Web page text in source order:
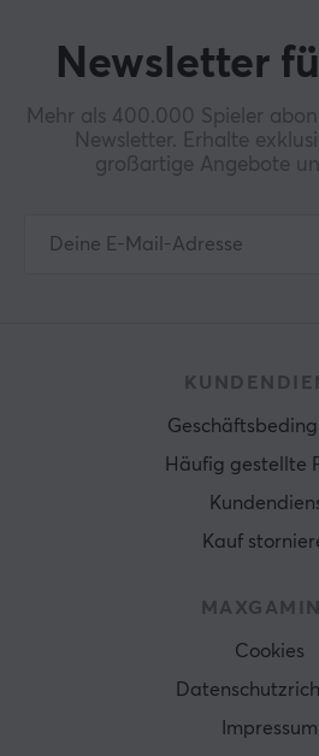
Newsletter
Mehr als 400.000 Spieler
Newsletter. Erhalte
großartige Angebote
Häufig gestellte
Kauf
Cookies
Impressum